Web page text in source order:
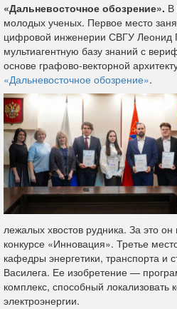
«Дальневосточное обозрение». В
молодых ученых. Первое место
цифровой инженерии СВГУ Леонид
мультиагентную базу знаний с
основе графово-векторной
«Дальневосточное обозрение».
лежалых хвостов рудника. За это
конкурсе «Инновация». Третье
кафедры энергетики, транспорта и
Василега. Ее изобретение —
комплекс, способный локализовать
электроэнергии.